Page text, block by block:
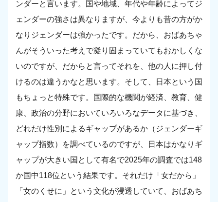
ンダーと言います。国や地域、年代や年齢によってジ
ェンダーの強さは異なりますが、今よりも昔の方がか
なりジェンダーは強かったです。だから、おばあちゃ
んがそういった考えで凝り固まっていてもおかしくな
いのですが、だからと言ってそれを、他の人に押し付
けるのは違うかなと思います。そして、日本という国
もちょっと特殊です。国際的な機関が経済、教育、健
康、政治の分野においていろいろなデータに基づき、
どれだけ性別によるギャップがあるか（ジェンダーギ
ャップ指数）を調べているのですが、日本はかなりギ
ャップが大きい国として有名で2025年の調査では148
か国中118位という結果です。それだけ「女だから」
「女のくせに」という文化が浸透していて、おばあち